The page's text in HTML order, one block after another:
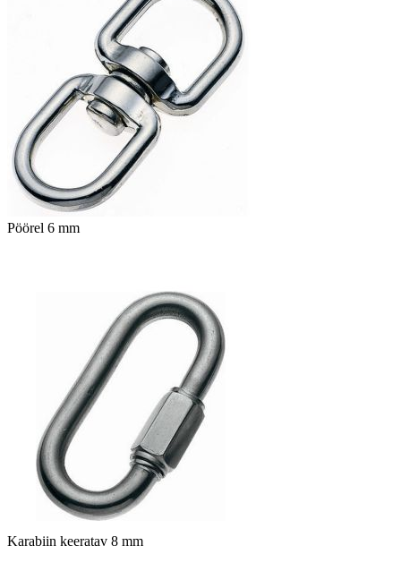
Pöörel 6 mm
Karabiin keeratav 8 mm